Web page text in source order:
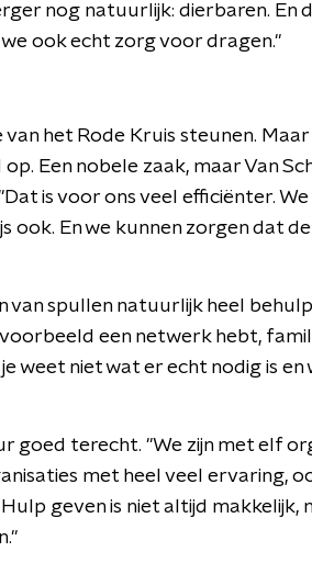
nog natuurlijk: dierbaren. En
ook echt zorg voor dragen."
van het Rode Kruis steunen.
Een nobele zaak, maar Van
is voor ons veel efficiënter.
ook. En we kunnen zorgen dat
van spullen natuurlijk heel
een netwerk hebt,
weet niet wat er echt nodig is
goed terecht. "We zijn met elf
met heel veel ervaring,
geven is niet altijd makkelijk,